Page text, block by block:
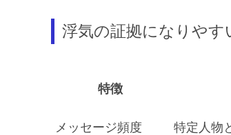
浮気の証拠になりや
特徴
メッセージ頻度 特定人物